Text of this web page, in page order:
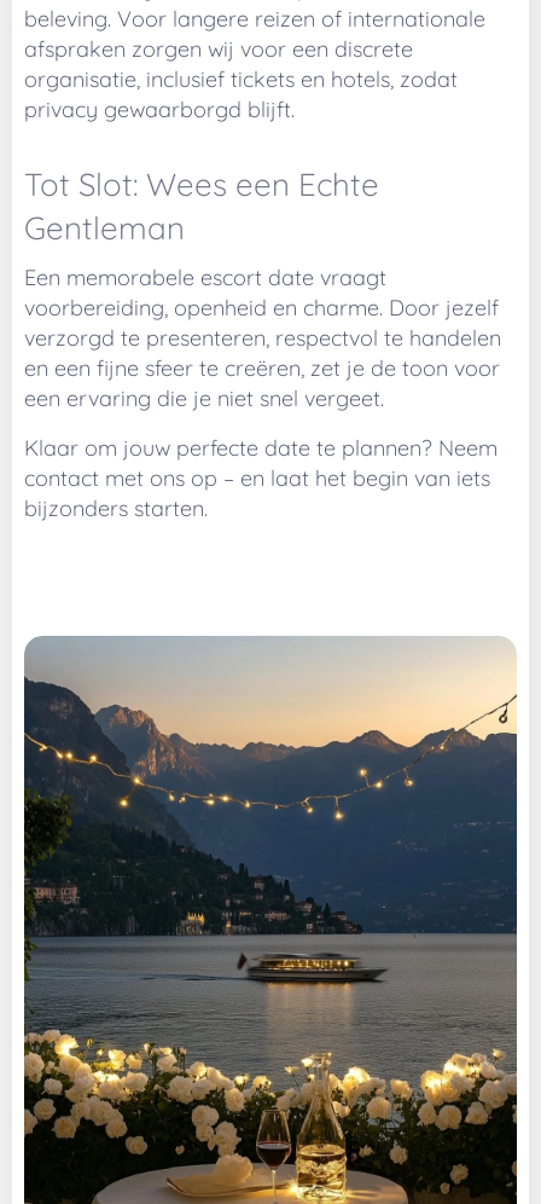
beleving. Voor langere reizen of internationale
afspraken zorgen wij voor een discrete
organisatie, inclusief tickets en hotels, zodat
privacy gewaarborgd blijft.
Tot Slot: Wees een Echte
Gentleman
Een memorabele escort date vraagt
voorbereiding, openheid en charme. Door jezelf
verzorgd te presenteren, respectvol te handelen
en een fijne sfeer te creëren, zet je de toon voor
een ervaring die je niet snel vergeet.
Klaar om jouw perfecte date te plannen? Neem
contact met ons op – en laat het begin van iets
bijzonders starten.